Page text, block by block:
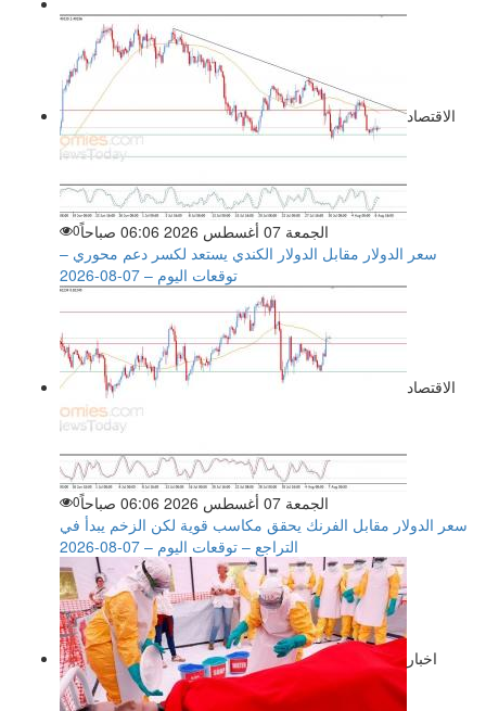
الاقتصاد
الجمعة 07 أغسطس 2026 06:06 صباحاً 0
سعر الدولار مقابل الدولار الكندي يستعد لكسر دعم محوري –
توقعات اليوم – 07-08-2026
الاقتصاد
الجمعة 07 أغسطس 2026 06:06 صباحاً 0
سعر الدولار مقابل الفرنك يحقق مكاسب قوية لكن الزخم يبدأ في
التراجع – توقعات اليوم – 07-08-2026
اخبار